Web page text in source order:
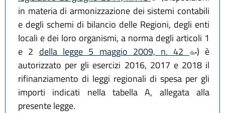
in materia di armonizzazione dei sistemi contabili
e degli schemi di bilancio delle Regioni, degli enti
locali e dei loro organismi, a norma degli articoli 1
e 2 della legge 5 maggio 2009, n. 42
) è
autorizzato per gli esercizi 2016, 2017 e 2018 il
rifinanziamento di leggi regionali di spesa per gli
importi indicati nella tabella A, allegata alla
presente legge.